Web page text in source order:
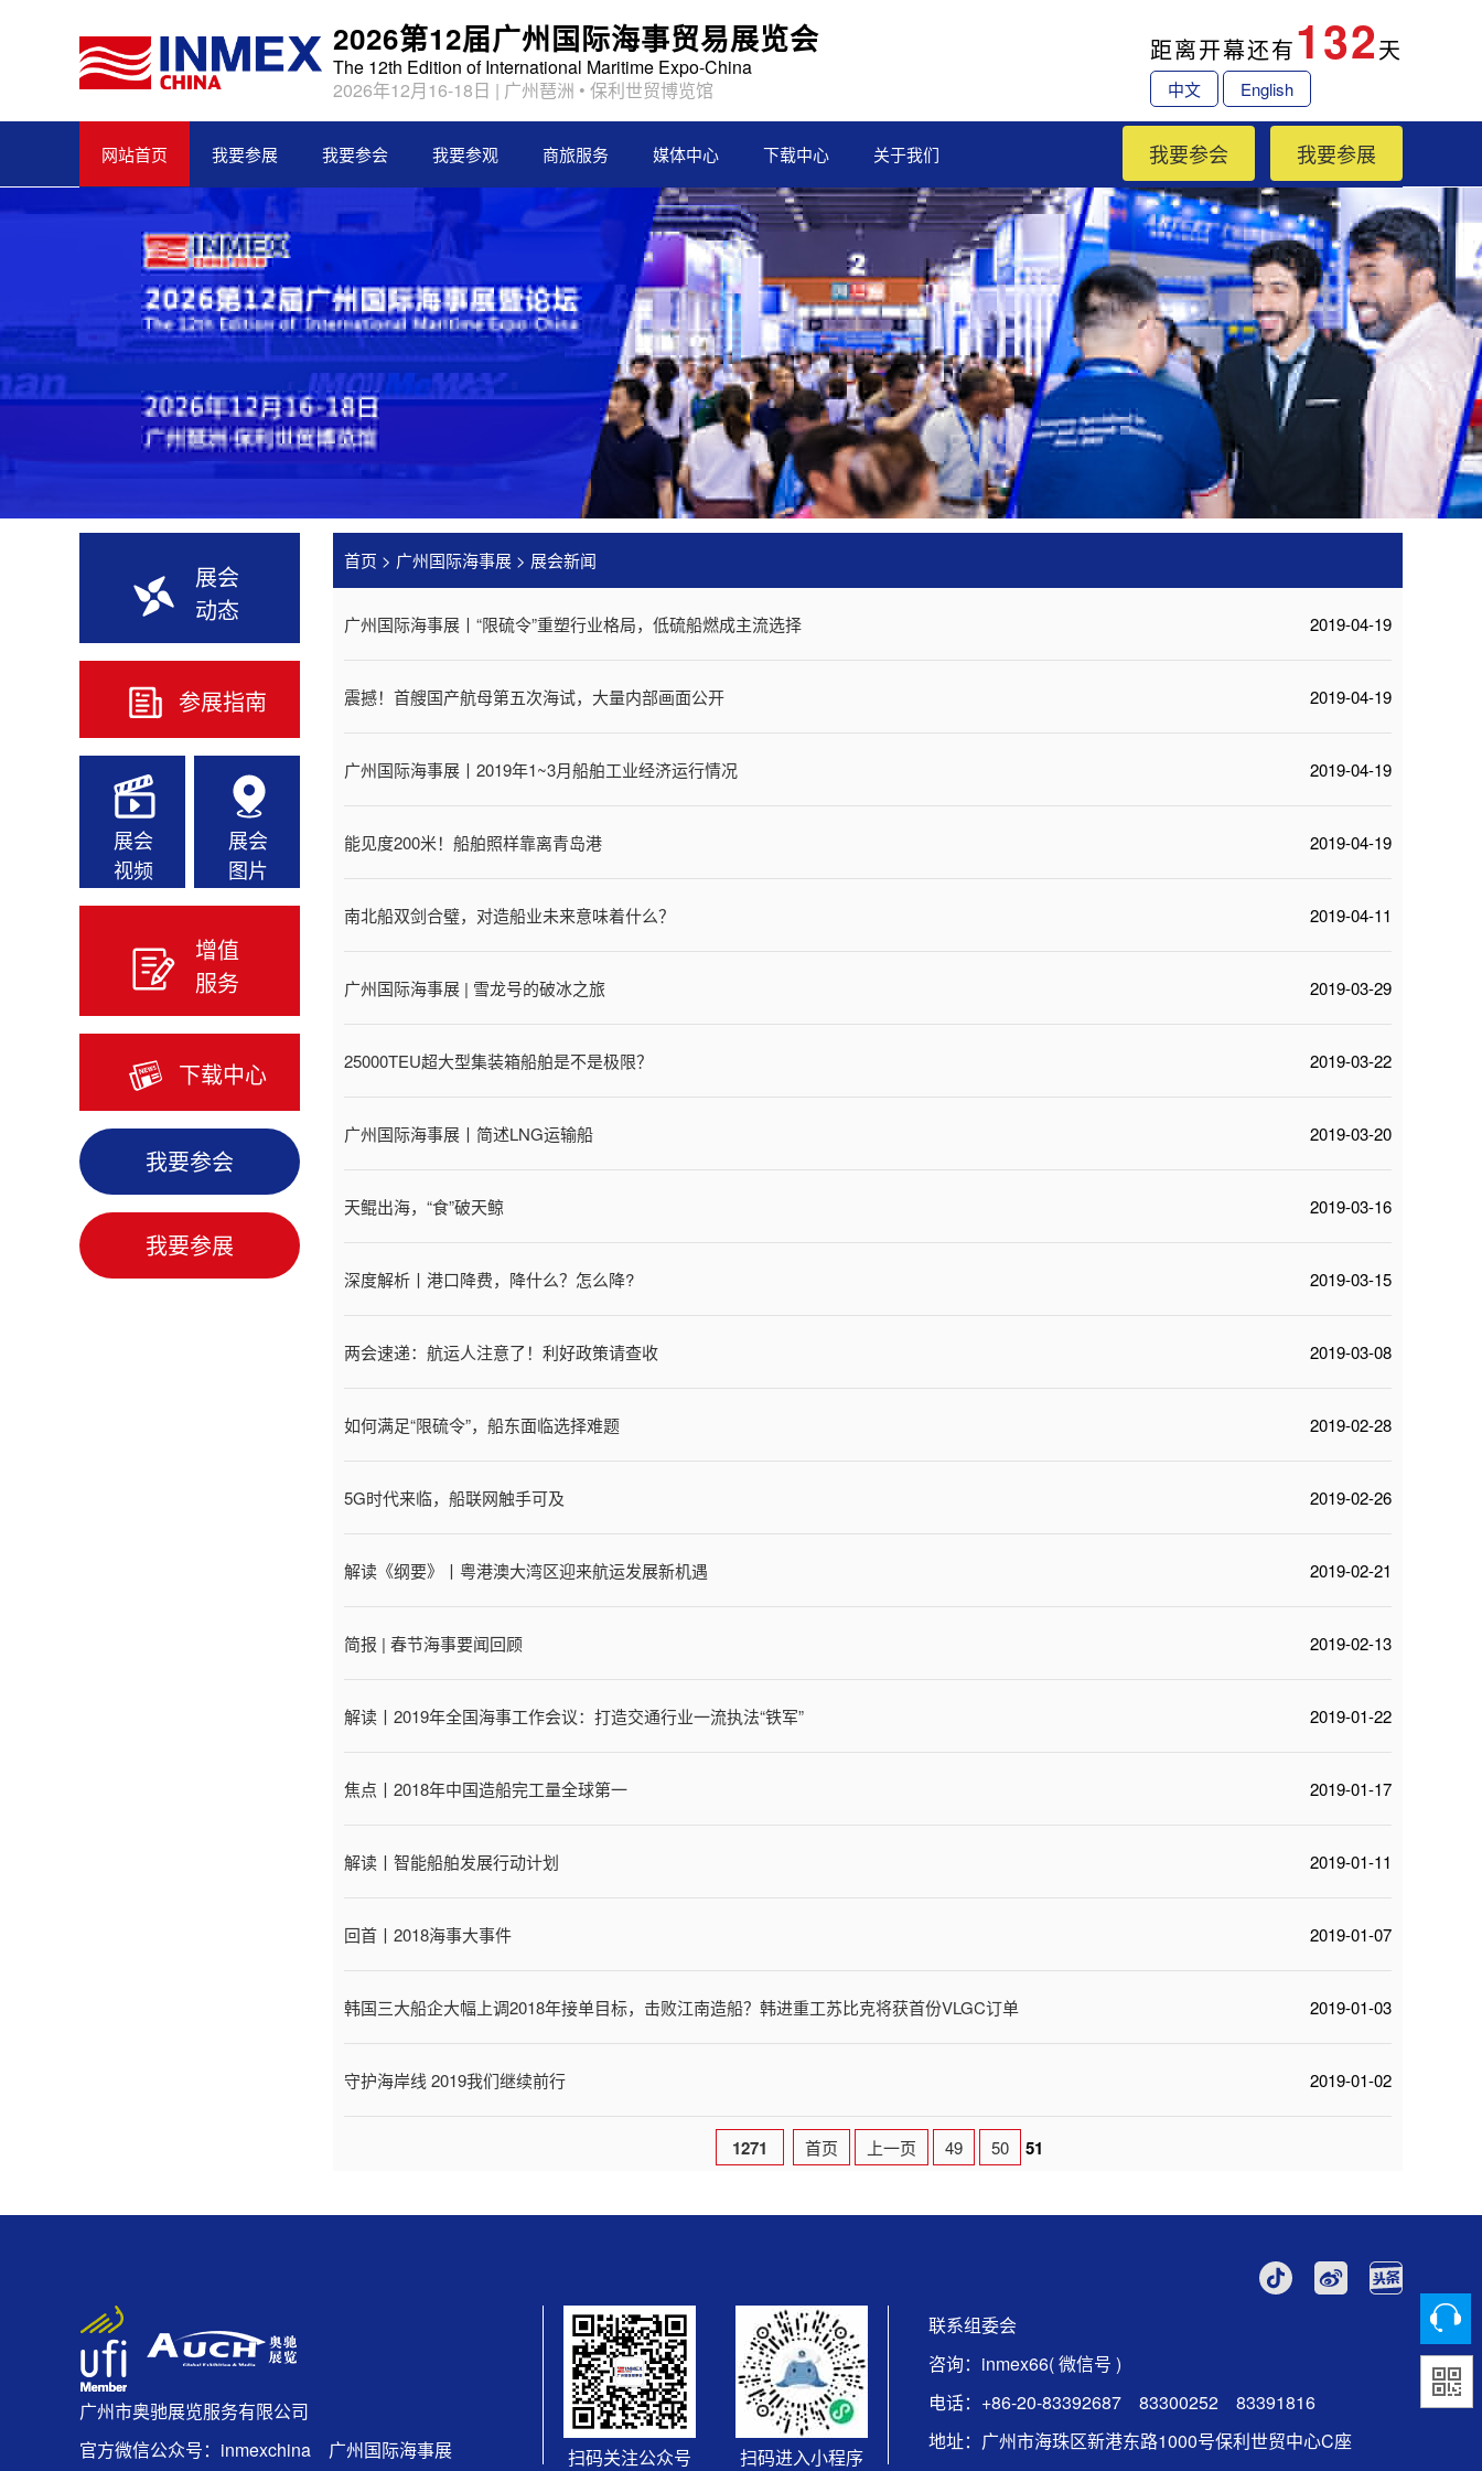
2026第12届广州国际海事贸易展览会
The 12th Edition of International Maritime Expo-China
2026年12月16-18日 | 广州琶洲 • 保利世贸博览馆
距离开幕还有132天
中文 English
网站首页 我要参展 我要参会 我要参观 商旅服务 媒体中心 下载中心 关于我们 我要参会 我要参展
展会
动态
参展指南
展会
视频
展会
图片
增值
服务
下载中心
我要参会
我要参展
首页 > 广州国际海事展 > 展会新闻
广州国际海事展丨“限硫令”重塑行业格局，低硫船燃成主流选择 2019-04-19
震撼！首艘国产航母第五次海试，大量内部画面公开 2019-04-19
广州国际海事展丨2019年1~3月船舶工业经济运行情况 2019-04-19
能见度200米！船舶照样靠离青岛港 2019-04-19
南北船双剑合璧，对造船业未来意味着什么？ 2019-04-11
广州国际海事展 | 雪龙号的破冰之旅 2019-03-29
25000TEU超大型集装箱船舶是不是极限？ 2019-03-22
广州国际海事展丨简述LNG运输船 2019-03-20
天鲲出海，“食”破天鲸 2019-03-16
深度解析丨港口降费，降什么？怎么降? 2019-03-15
两会速递：航运人注意了！利好政策请查收 2019-03-08
如何满足“限硫令”，船东面临选择难题 2019-02-28
5G时代来临，船联网触手可及 2019-02-26
解读《纲要》丨粤港澳大湾区迎来航运发展新机遇 2019-02-21
简报 | 春节海事要闻回顾 2019-02-13
解读丨2019年全国海事工作会议：打造交通行业一流执法“铁军” 2019-01-22
焦点丨2018年中国造船完工量全球第一 2019-01-17
解读丨智能船舶发展行动计划 2019-01-11
回首丨2018海事大事件 2019-01-07
韩国三大船企大幅上调2018年接单目标，击败江南造船？韩进重工苏比克将获首份VLGC订单 2019-01-03
守护海岸线 2019我们继续前行 2019-01-02
1271 首页 上一页 49 50 51
广州市奥驰展览服务有限公司
官方微信公众号：inmexchina 广州国际海事展
扫码关注公众号 扫码进入小程序
联系组委会
咨询：inmex66( 微信号 )
电话：+86-20-83392687 83300252 83391816
地址：广州市海珠区新港东路1000号保利世贸中心C座